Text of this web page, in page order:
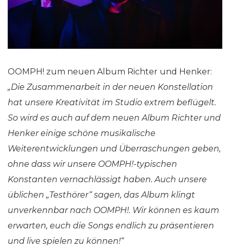
OOMPH! zum neuen Album Richter und Henker:
„Die Zusammenarbeit in der neuen Konstellation
hat unsere Kreativität im Studio extrem beflügelt.
So wird es auch auf dem neuen Album Richter und
Henker einige schöne musikalische
Weiterentwicklungen und Überraschungen geben,
ohne dass wir unsere OOMPH!-typischen
Konstanten vernachlässigt haben. Auch unsere
üblichen „Testhörer“ sagen, das Album klingt
unverkennbar nach OOMPH!. Wir können es kaum
erwarten, euch die Songs endlich zu präsentieren
und live spielen zu können!“